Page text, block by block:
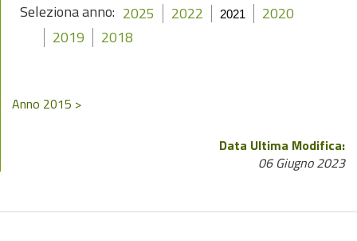
Seleziona anno: 2025 2022 2021
2020
2019
2018
Anno 2015 >
Data Ultima Modifica:
06 Giugno 2023